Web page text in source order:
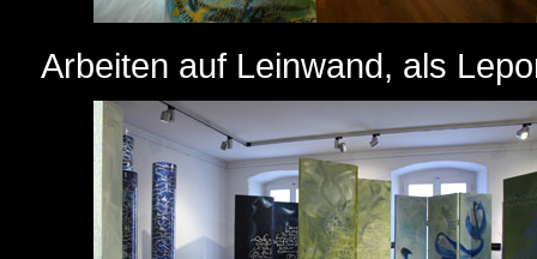
Arbeiten auf Leinwand, als